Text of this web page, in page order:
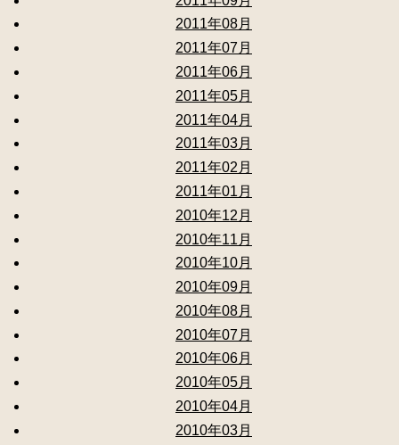
2011年08月
2011年07月
2011年06月
2011年05月
2011年04月
2011年03月
2011年02月
2011年01月
2010年12月
2010年11月
2010年10月
2010年09月
2010年08月
2010年07月
2010年06月
2010年05月
2010年04月
2010年03月